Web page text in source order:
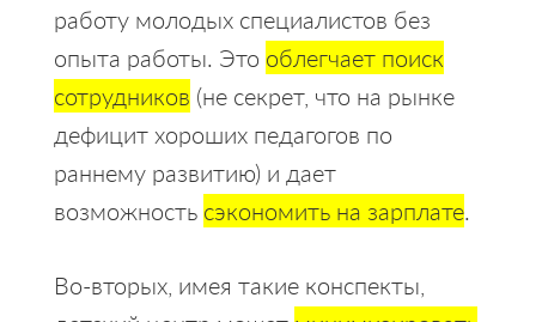
работу молодых специалистов без
опыта работы. Это облегчает поиск
сотрудников (не секрет, что на рынке
дефицит хороших педагогов по
раннему развитию) и дает
возможность сэкономить на зарплате.
Во-вторых, имея такие конспекты,